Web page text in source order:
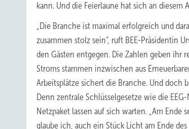
kann. Und die Feierlaune hat sich an diesem
„Die Branche ist maximal erfolgreich und
zusammen stolz sein“, ruft BEE-Präsidentin
den Gästen entgegen. Die Zahlen geben ihr
Stroms stammen inzwischen aus
Arbeitsplätze sichert die Branche. Und doch
Denn zentrale Schlüsselgesetze wie die
Netzpaket lassen auf sich warten. „Am Ende
glaube ich, auch ein Stück Licht am Ende des